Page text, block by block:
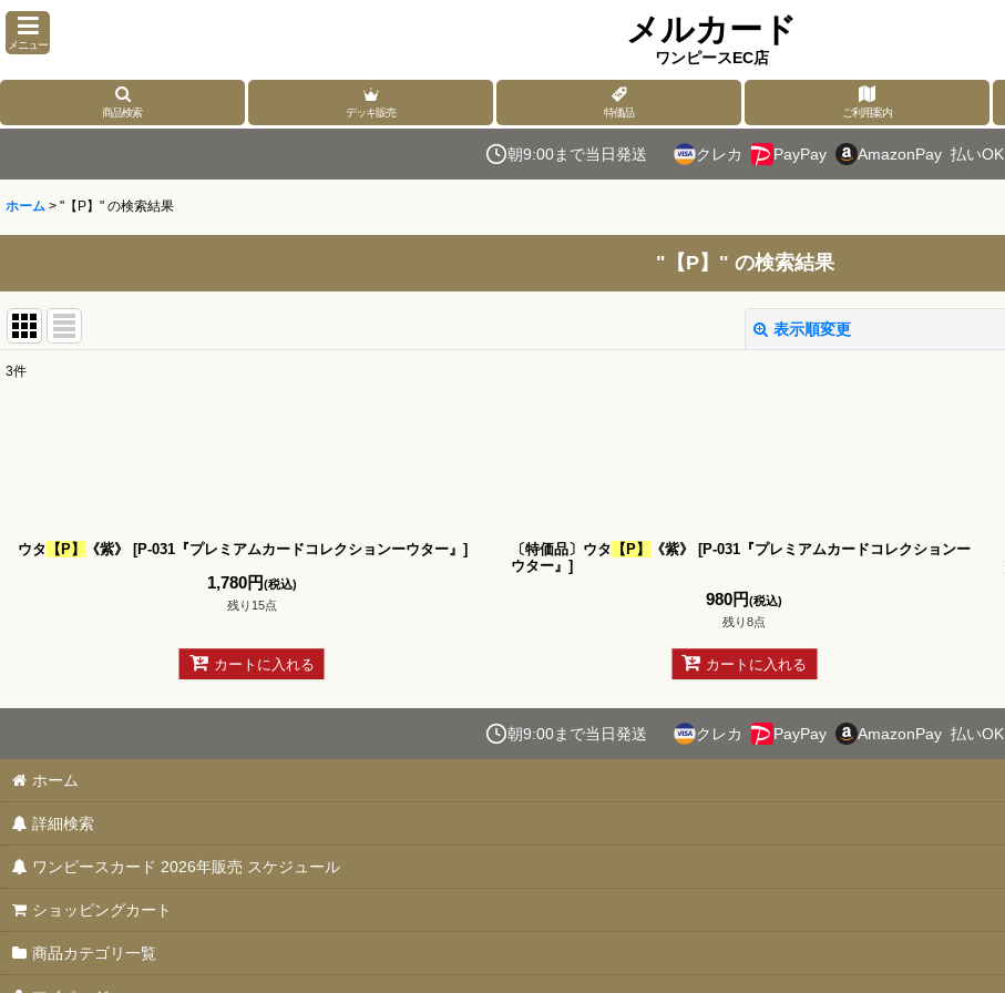
メニュー メルカード
ワンピースEC店
商品検索 デッキ販売 特価品 ご利用案内
朝9:00まで当日発送 クレカ PayPay AmazonPay 払いOK
ホーム > "【P】" の検索結果
"【P】" の検索結果
表示順変更
絞り込む
3件
ウタ 【P】 《紫》 [P-031『プレミアムカードコレクションーウター』 ]
1,780円(税込)
残り15点
カートに入れる
〔特価品〕ウタ 【P】 《紫》 [P-031『プレミアムカードコレクションー
ウター』 ]
980円(税込)
残り8点
カートに入れる
朝9:00まで当日発送 クレカ PayPay AmazonPay 払いOK
ホーム
詳細検索
ワンピースカード 2026年販売 スケジュール
ショッピングカート
商品カテゴリ一覧